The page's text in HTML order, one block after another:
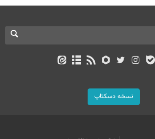
نسخه دسکتاپ